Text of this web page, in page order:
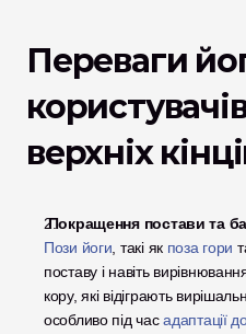
Переваги
верхніх
Покращення постави та
Пози йоги , такі як поза гори
поставу і навіть
кору, які відіграють
особливо під час адаптації